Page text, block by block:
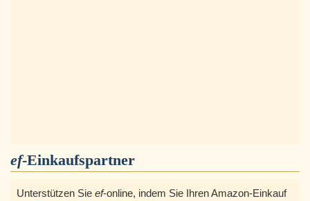
ef-Einkaufspartner
Unterstützen Sie ef-online, indem Sie Ihren Amazon-Einkauf